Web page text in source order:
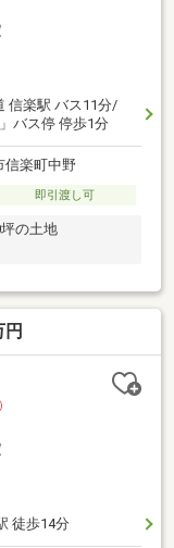
信楽駅 バス11分/
バス停 停歩1分
信楽町中野
即引渡し可
の土地
徒歩14分